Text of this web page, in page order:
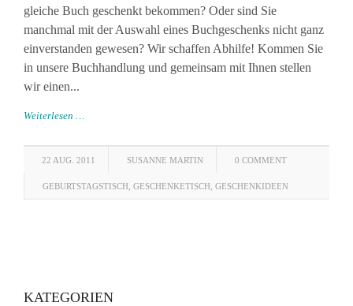
gleiche Buch geschenkt bekommen? Oder sind Sie
manchmal mit der Auswahl eines Buchgeschenks nicht ganz
einverstanden gewesen? Wir schaffen Abhilfe! Kommen Sie
in unsere Buchhandlung und gemeinsam mit Ihnen stellen
wir einen...
Weiterlesen …
22 AUG. 2011 SUSANNE MARTIN 0 COMMENT
GEBURTSTAGSTISCH GESCHENKETISCH GESCHENKIDEEN
KATEGORIEN